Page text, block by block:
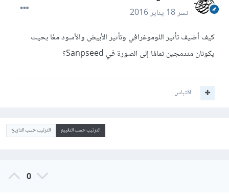
نشر18 يناير 2016
كيف أضيف تأثير اللوموغرافي وتأثير الأبيض والأسود معًا بحيث
يكونان مندمجين تمامًا إلى الصورة في Sanpseed؟
اقتباس
الترتيب حسب التقييم الترتيب حسب التاريخ
0